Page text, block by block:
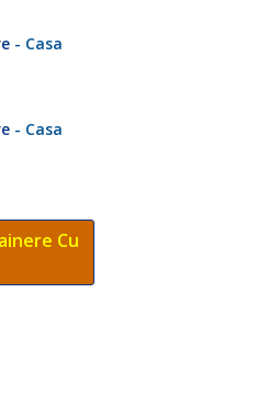
- Casa
- Casa
Cu